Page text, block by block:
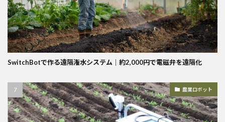
SwitchBotで作る遠隔潅水システム｜約2,000円で電磁弁を遠隔化
農業ロボット